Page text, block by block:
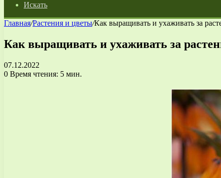
Искать
Главная/Растения и цветы/Как выращивать и ухаживать за
Как выращивать и ухаживать за
07.12.2022
0 Время чтения: 5 мин.